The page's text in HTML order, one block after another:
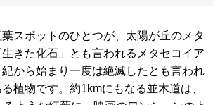
スポットのひとつが、太陽が丘のメタ
きた化石」とも言われるメタセコイア
から始まり一度は絶滅したとも言われ
植物です。約1kmにもなる並木道は、